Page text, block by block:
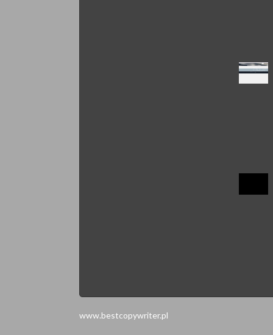
www.bestcopywriter.pl